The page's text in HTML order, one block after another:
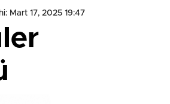
Mart 17, 2025 19:47